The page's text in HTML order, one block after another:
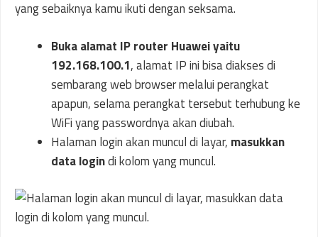
yang sebaiknya kamu ikuti dengan seksama.
Buka alamat IP router Huawei yaitu
192.168.100.1, alamat IP ini bisa diakses di
sembarang web browser melalui perangkat
apapun, selama perangkat tersebut terhubung ke
WiFi yang passwordnya akan diubah.
Halaman login akan muncul di layar, masukkan
data logindi kolom yang muncul.